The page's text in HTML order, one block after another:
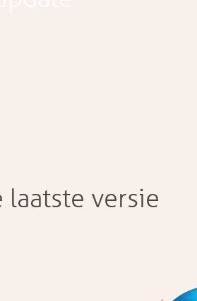
laatste versie